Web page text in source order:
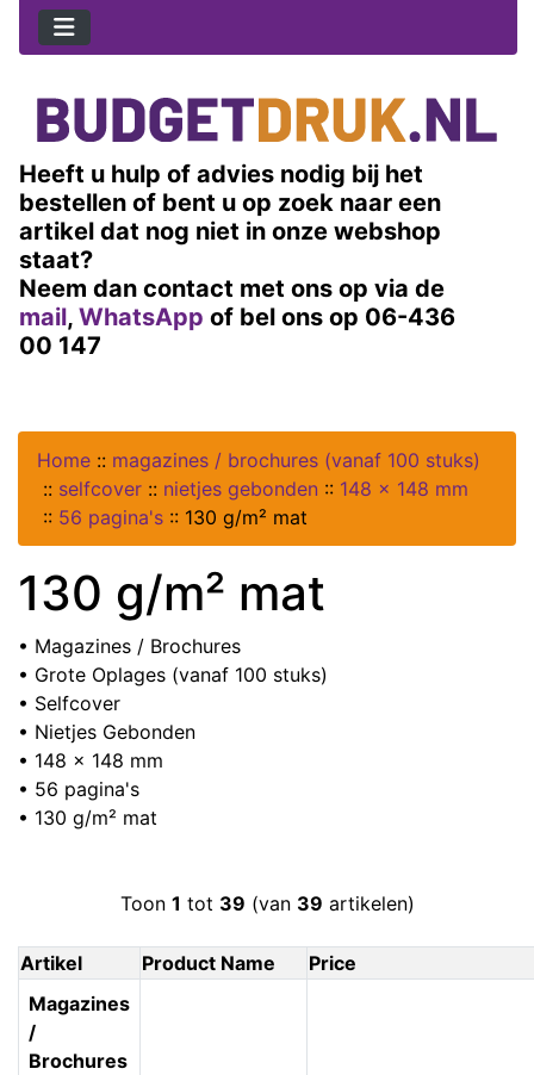
Heeft u hulp of advies nodig bij het
bestellen of bent u op zoek naar een
artikel dat nog niet in onze webshop
staat?
Neem dan contact met ons op via de
mail, WhatsApp of bel ons op 06-436
00 147
Home :: magazines / brochures (vanaf 100 stuks)
:: selfcover :: nietjes gebonden :: 148 x 148 mm
:: 56 pagina's :: 130 g/m² mat
130 g/m² mat
• Magazines / Brochures
• Grote Oplages (vanaf 100 stuks)
• Selfcover
• Nietjes Gebonden
• 148 x 148 mm
• 56 pagina's
• 130 g/m² mat
Toon 1 tot 39 (van 39 artikelen)
Artikel Product Name
Price
Magazines
/
Brochures